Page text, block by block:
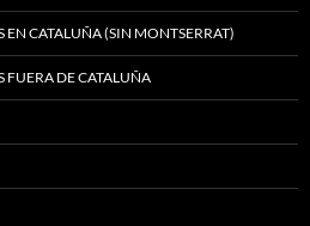
EN CATALUÑA (SIN MONTSERRAT)
FUERA DE CATALUÑA